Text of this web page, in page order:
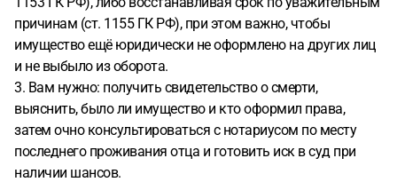
причинам (ст. 1155 ГК РФ), при этом важно, чтобы
имущество ещё юридически не оформлено на других лиц
и не выбыло из оборота.
3. Вам нужно: получить свидетельство о смерти,
выяснить, было ли имущество и кто оформил права,
затем очно консультироваться с нотариусом по месту
последнего проживания отца и готовить иск в суд при
наличии шансов.